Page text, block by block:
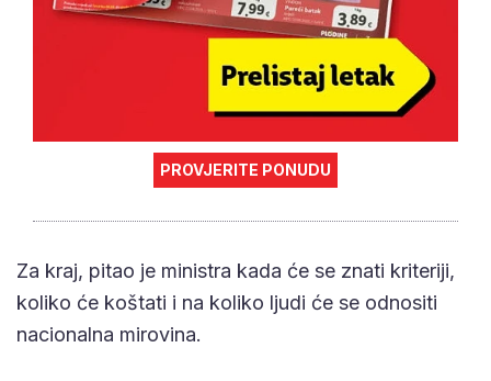
PROVJERITE PONUDU
Za kraj, pitao je ministra kada će se znati kriteriji,
koliko će koštati i na koliko ljudi će se odnositi
nacionalna mirovina.